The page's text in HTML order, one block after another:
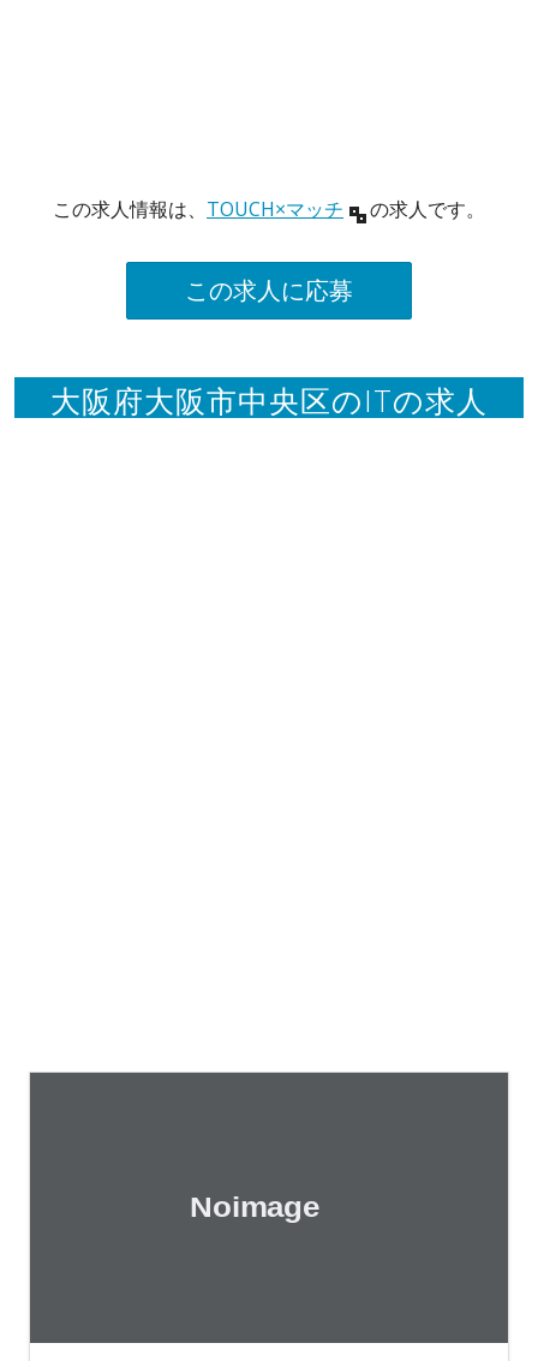
この求人情報は、 TOUCH×マッチ の求人です。
この求人に応募
大阪府大阪市中央区のITの求人